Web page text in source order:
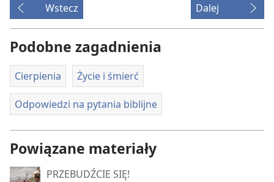
Wstecz Dalej
Podobne zagadnienia
Cierpienia Życie i śmierć
Odpowiedzi na pytania biblijne
Powiązane materiały
PRZEBUDŹCIE SIĘ!